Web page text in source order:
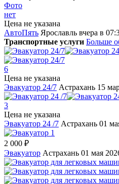
Фото
нет
Цена не указана
АвтоПять Ярославль вчера в
Транспортные услуги Больше
6
Цена не указана
Эвакуатор 24/7 Астрахань 15
3
Цена не указана
Эвакуатор 24 /7 Астрахань 01
1
2 000 ₽
Эвакуатор Астрахань 01 мая